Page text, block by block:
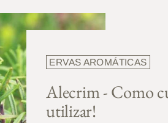
ERVAS AROMÁTICAS
Alecrim - Como
utilizar!